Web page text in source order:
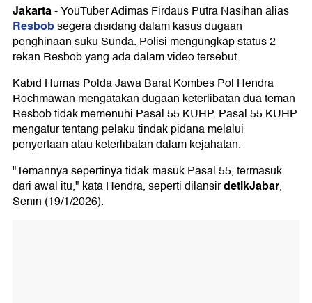
Jakarta-YouTuber Adimas Firdaus Putra Nasihan alias
Resbobsegera disidang dalam kasus dugaan
penghinaan suku Sunda. Polisi mengungkap status 2
rekan Resbob yang ada dalam video tersebut.
Kabid Humas Polda Jawa Barat Kombes Pol Hendra
Rochmawan mengatakan dugaan keterlibatan dua teman
Resbob tidak memenuhi Pasal 55 KUHP. Pasal 55 KUHP
mengatur tentang pelaku tindak pidana melalui
penyertaan atau keterlibatan dalam kejahatan.
"Temannya sepertinya tidak masuk Pasal 55, termasuk
dari awal itu," kata Hendra, seperti dilansirdetikJabar,
Senin (19/1/2026).